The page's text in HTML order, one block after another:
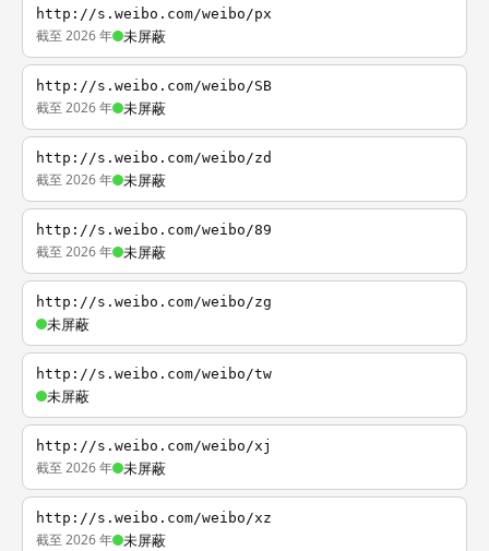
http://s.weibo.com/weibo/px
截至 2026 年 未屏蔽
http://s.weibo.com/weibo/SB
截至 2026 年 未屏蔽
http://s.weibo.com/weibo/zd
截至 2026 年 未屏蔽
http://s.weibo.com/weibo/89
截至 2026 年 未屏蔽
http://s.weibo.com/weibo/zg
未屏蔽
http://s.weibo.com/weibo/tw
未屏蔽
http://s.weibo.com/weibo/xj
截至 2026 年 未屏蔽
http://s.weibo.com/weibo/xz
截至 2026 年 未屏蔽